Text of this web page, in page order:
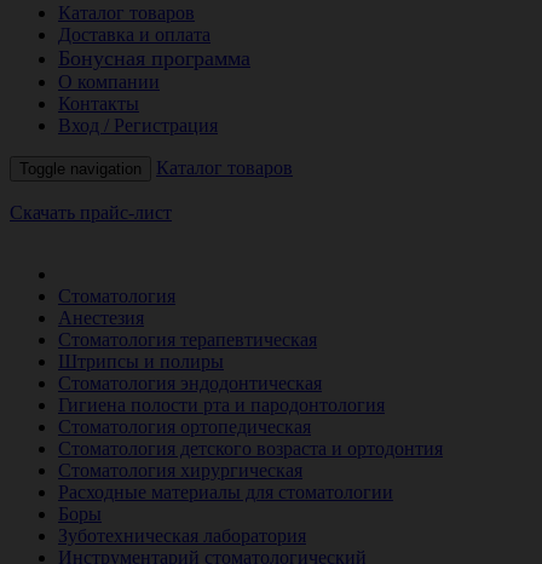
Каталог товаров
Доставка и оплата
Бонусная программа
О компании
Контакты
Вход / Регистрация
Toggle navigation Каталог товаров
Скачать прайс-лист
Стоматология
Анестезия
Стоматология терапевтическая
Штрипсы и полиры
Стоматология эндодонтическая
Гигиена полости рта и пародонтология
Стоматология ортопедическая
Стоматология детского возраста и ортодонтия
Стоматология хирургическая
Расходные материалы для стоматологии
Боры
Зуботехническая лаборатория
Инструментарий стоматологический